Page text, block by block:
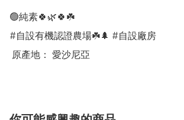
🟢純素🍀🌿🍀☘️
#自設有機認證農場☘️🌲 #自設廠房
原產地： 愛沙尼亞